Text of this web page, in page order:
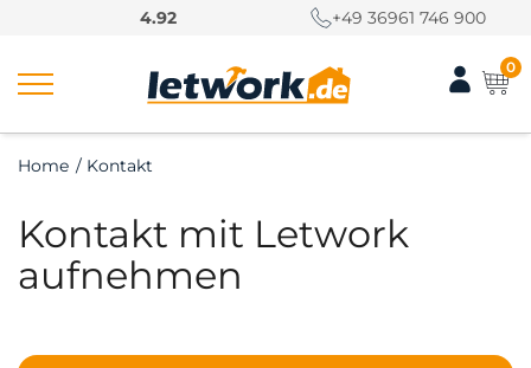
4.92 +49 36961 746 900
0
Home / Kontakt
Kontakt mit Letwork
aufnehmen